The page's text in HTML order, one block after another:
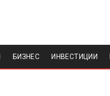
БИЗНЕС ИНВЕСТИЦИИ